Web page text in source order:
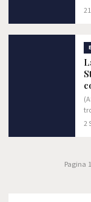
2
Pagina